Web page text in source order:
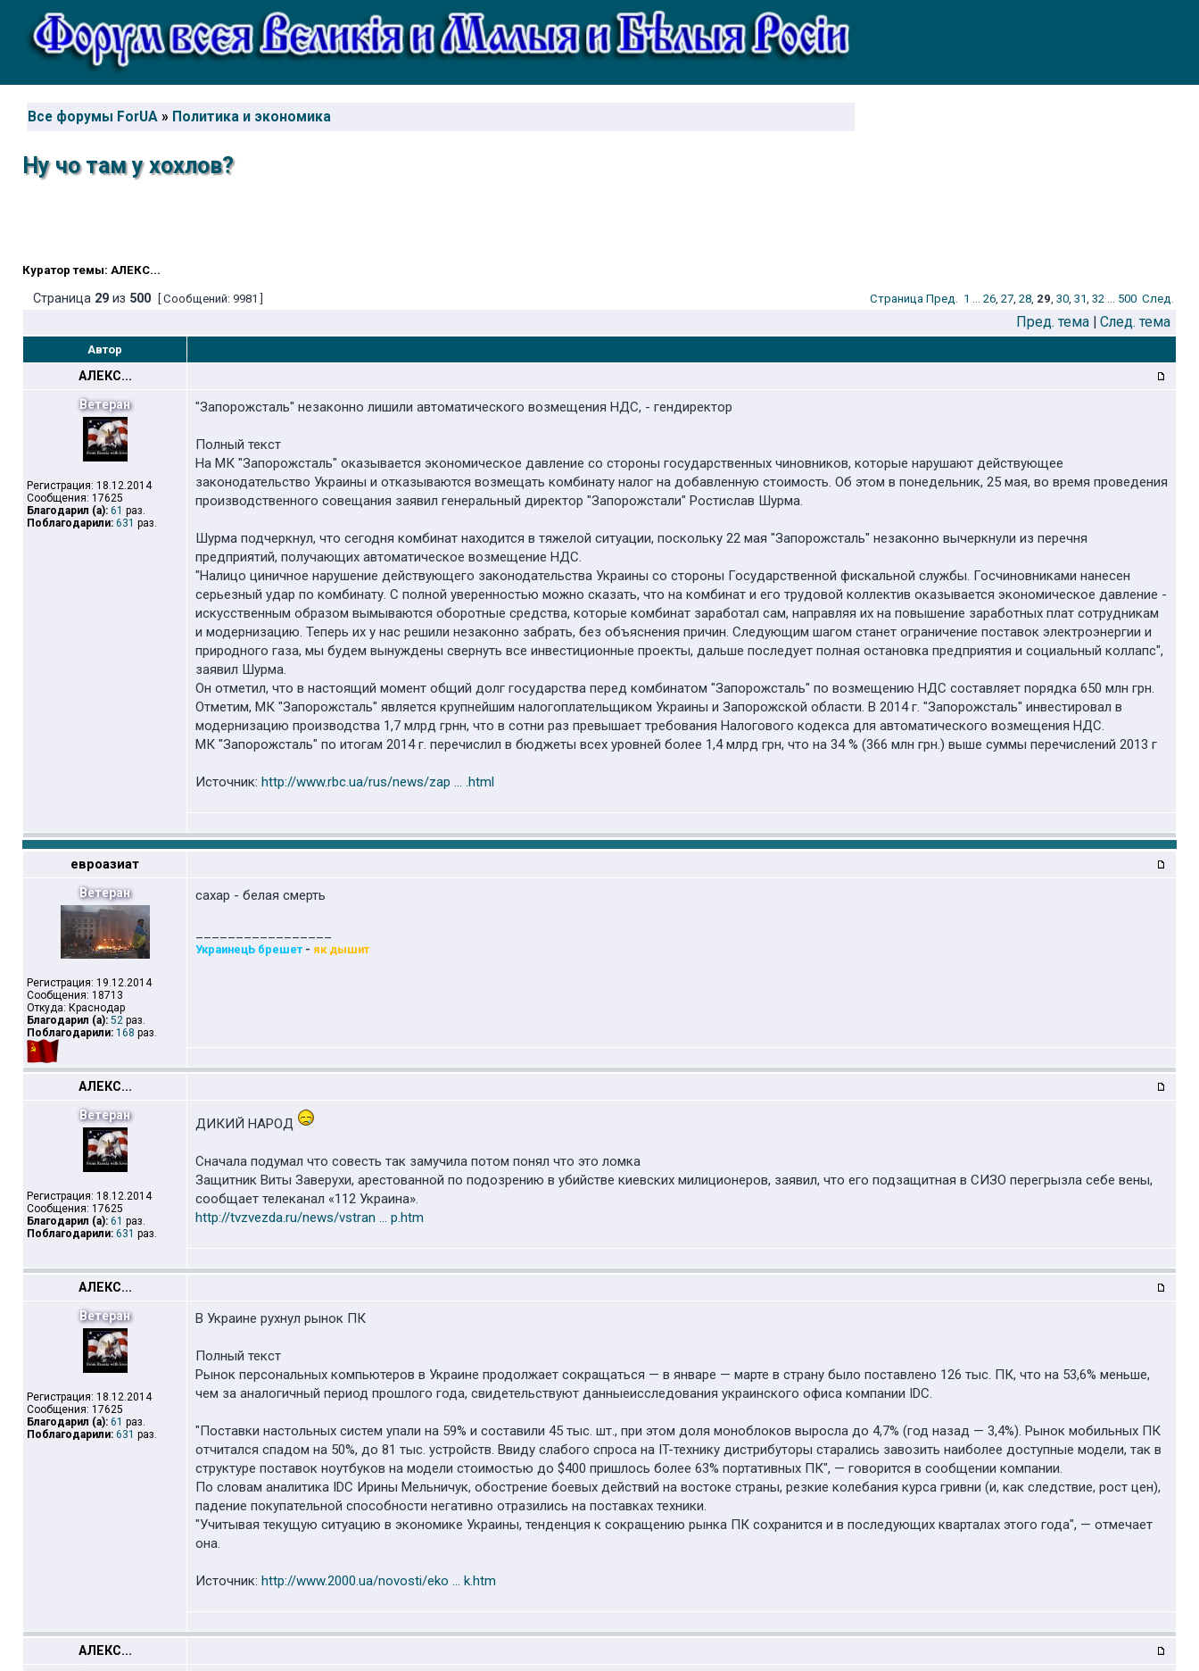
Все форумы ForUA » Политика и экономика
Ну чо там у хохлов?
Куратор темы: АЛЕКС...
Страница 29 из 500 [ Сообщений: 9981 ] Стрaница Пред. 1 ... 26, 27, 28, 29, 30, 31, 32 ... 500 След.
Пред. тема | След. тема
Автор
АЛЕКС...
Ветеран
Регистрация: 18.12.2014
Сообщения: 17625
Благодарил (а): 61 раз.
Поблагодарили: 631 раз.
"Запорожсталь" незаконно лишили автоматического возмещения НДС, - гендиректор
Полный текст
На МК "Запорожсталь" оказывается экономическое давление со стороны государственных чиновников, которые нарушают действующее
законодательство Украины и отказываются возмещать комбинату налог на добавленную стоимость. Об этом в понедельник, 25 мая, во время проведения
производственного совещания заявил генеральный директор "Запорожстали" Ростислав Шурма.
Шурма подчеркнул, что сегодня комбинат находится в тяжелой ситуации, поскольку 22 мая "Запорожсталь" незаконно вычеркнули из перечня
предприятий, получающих автоматическое возмещение НДС.
"Налицо циничное нарушение действующего законодательства Украины со стороны Государственной фискальной службы. Госчиновниками нанесен
серьезный удар по комбинату. С полной уверенностью можно сказать, что на комбинат и его трудовой коллектив оказывается экономическое давление -
искусственным образом вымываются оборотные средства, которые комбинат заработал сам, направляя их на повышение заработных плат сотрудникам
и модернизацию. Теперь их у нас решили незаконно забрать, без объяснения причин. Следующим шагом станет ограничение поставок электроэнергии и
природного газа, мы будем вынуждены свернуть все инвестиционные проекты, дальше последует полная остановка предприятия и социальный коллапс",
заявил Шурма.
Он отметил, что в настоящий момент общий долг государства перед комбинатом "Запорожсталь" по возмещению НДС составляет порядка 650 млн грн.
Отметим, МК "Запорожсталь" является крупнейшим налогоплательщиком Украины и Запорожской области. В 2014 г. "Запорожсталь" инвестировал в
модернизацию производства 1,7 млрд грнн, что в сотни раз превышает требования Налогового кодекса для автоматического возмещения НДС.
МК "Запорожсталь" по итогам 2014 г. перечислил в бюджеты всех уровней более 1,4 млрд грн, что на 34 % (366 млн грн.) выше суммы перечислений 2013 г
Источник: http://www.rbc.ua/rus/news/zap ... .html
евроазиат
Ветеран
Регистрация: 19.12.2014
Сообщения: 18713
Откуда: Краснодар
Благодарил (а): 52 раз.
Поблагодарили: 168 раз.
сахар - белая смерть
УкраинецЬ брешет - як дышит
АЛЕКС...
Ветеран
Регистрация: 18.12.2014
Сообщения: 17625
Благодарил (а): 61 раз.
Поблагодарили: 631 раз.
ДИКИЙ НАРОД
Сначала подумал что совесть так замучила потом понял что это ломка
Защитник Виты Заверухи, арестованной по подозрению в убийстве киевских милиционеров, заявил, что его подзащитная в СИЗО перегрызла себе вены,
сообщает телеканал «112 Украина».
http://tvzvezda.ru/news/vstran ... p.htm
АЛЕКС...
Ветеран
Регистрация: 18.12.2014
Сообщения: 17625
Благодарил (а): 61 раз.
Поблагодарили: 631 раз.
В Украине рухнул рынок ПК
Полный текст
Рынок персональных компьютеров в Украине продолжает сокращаться — в январе — марте в страну было поставлено 126 тыс. ПК, что на 53,6% меньше,
чем за аналогичный период прошлого года, свидетельствуют данныеисследования украинского офиса компании IDC.
"Поставки настольных систем упали на 59% и составили 45 тыс. шт., при этом доля моноблоков выросла до 4,7% (год назад — 3,4%). Рынок мобильных ПК
отчитался спадом на 50%, до 81 тыс. устройств. Ввиду слабого спроса на IT-технику дистрибуторы старались завозить наиболее доступные модели, так в
структуре поставок ноутбуков на модели стоимостью до $400 пришлось более 63% портативных ПК", — говорится в сообщении компании.
По словам аналитика IDC Ирины Мельничук, обострение боевых действий на востоке страны, резкие колебания курса гривни (и, как следствие, рост цен),
падение покупательной способности негативно отразились на поставках техники.
"Учитывая текущую ситуацию в экономике Украины, тенденция к сокращению рынка ПК сохранится и в последующих кварталах этого года", — отмечает
она.
Источник: http://www.2000.ua/novosti/eko ... k.htm
АЛЕКС...